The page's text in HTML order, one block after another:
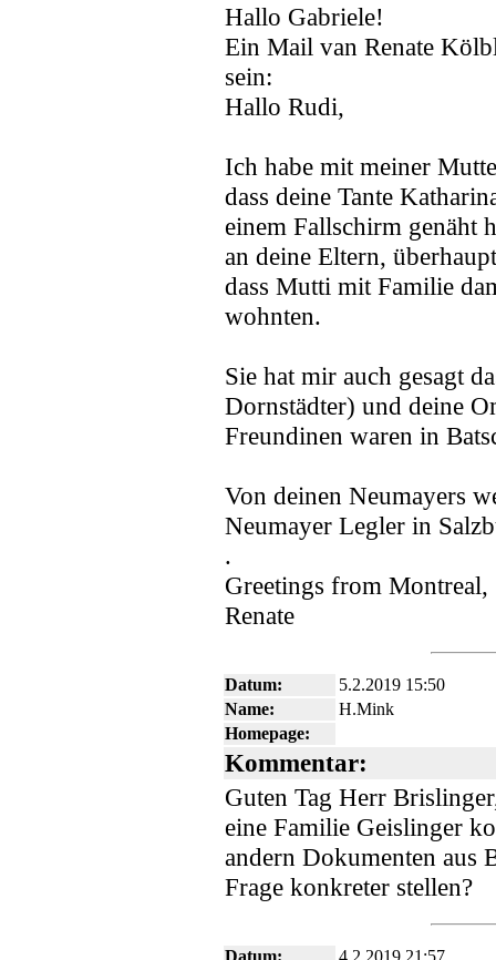
Hallo Gabriele!
Ein Mail van Renate
sein:
Hallo Rudi,
Ich habe mit meiner
dass deine Tante
einem Fallschirm genäht
an deine Eltern,
dass Mutti mit Familie
wohnten.
Sie hat mir auch gesagt
Dornstädter) und deine
Freundinen waren in
Von deinen Neumayers
Neumayer Legler in
.
Greetings from Montreal,
Renate
Datum:
5.2.2019 15:50
Name:
H.Mink
Homepage:
Kommentar:
Guten Tag Herr
eine Familie Geislinger
andern Dokumenten aus
Frage konkreter stellen?
Datum: 4.2.2019 21:57